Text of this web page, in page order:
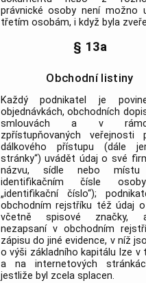
právnické osoby není možno
třetím osobám, i když byla
§ 13a
Obchodní listiny
Každý podnikatel je
objednávkách, obchodních
smlouvách a v
zpřístupňovaných veřejnosti
dálkového přístupu (dále
stránky“) uvádět údaj o své
názvu, sídle nebo
identifikačním čísle
„identifikační číslo“);
obchodním rejstříku též údaj
včetně spisové značky,
nezapsaní v obchodním
zápisu do jiné evidence, v níž
o výši základního kapitálu lze
a na internetových
jestliže byl zcela splacen.